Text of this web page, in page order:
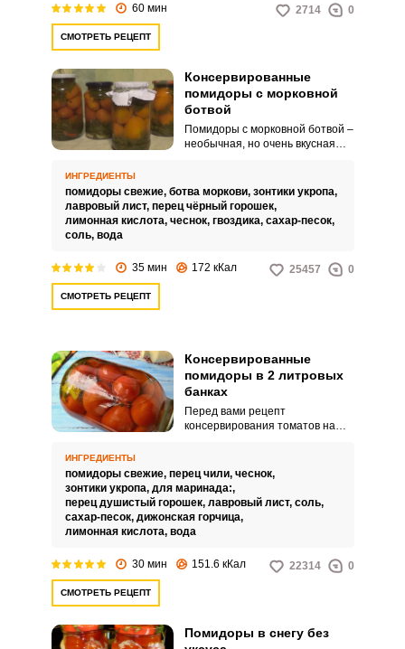
60 мин 2714 0
СМОТРЕТЬ РЕЦЕПТ
Консервированные
помидоры с морковной
ботвой
Помидоры с морковной ботвой –
необычная, но очень вкусная
ботвы наряду со стандартным
набором специй и зелени
придает консервированным
заготовка выглядит очень
красиво и презентабельно.
ИНГРЕДИЕНТЫ
помидоры свежие, ботва моркови, зонтики укропа,
лавровый лист, перец чёрный горошек,
лимонная кислота, чеснок, гвоздика, сахар-песок,
соль, вода
35 мин 172 кКал 25457 0
СМОТРЕТЬ РЕЦЕПТ
Консервированные
помидоры в 2 литровых
банках
Перед вами рецепт
консервирования томатов на
вкусными, с легким пикантным
вкусом.
ИНГРЕДИЕНТЫ
помидоры свежие, перец чили, чеснок,
зонтики укропа, для маринада:,
перец душистый горошек, лавровый лист, соль,
сахар-песок, дижонская горчица,
лимонная кислота, вода
30 мин 151.6 кКал 22314 0
СМОТРЕТЬ РЕЦЕПТ
Помидоры в снегу без